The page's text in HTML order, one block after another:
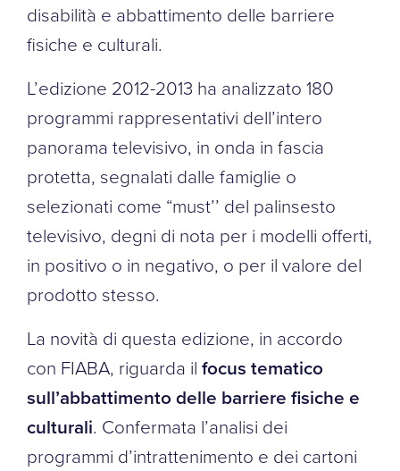
disabilità e abbattimento delle barriere
fisiche e culturali.
L’edizione 2012-2013 ha analizzato 180
programmi rappresentativi dell’intero
panorama televisivo, in onda in fascia
protetta, segnalati dalle famiglie o
selezionati come “must’’ del palinsesto
televisivo, degni di nota per i modelli offerti,
in positivo o in negativo, o per il valore del
prodotto stesso.
La novità di questa edizione, in accordo
con FIABA, riguarda il focus tematico
sull’abbattimento delle barriere fisiche e
culturali. Confermata l’analisi dei
programmi d’intrattenimento e dei cartoni